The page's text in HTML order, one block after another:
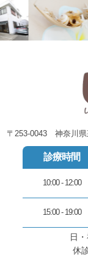
〒253-0043 神奈川県
診療時間
10:00 - 12:00
15:00 - 19:00
日
休